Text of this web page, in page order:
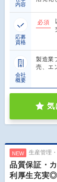
内容
応募
資格
必須
会社
概要
製造業
売、エ
気
NEW 生産管理
品質保証・
利厚生充実◎